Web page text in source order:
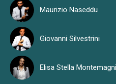
Maurizio Naseddu
Giovanni Silvestrini
Elisa Stella Montemagni